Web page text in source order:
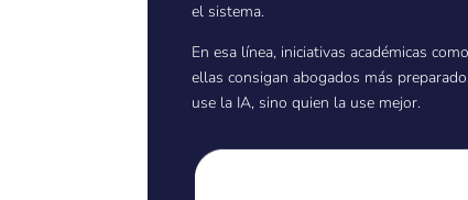
el sistema.
En esa línea, iniciativas académicas
ellas consigan abogados más
use la IA, sino quien la use mejor.